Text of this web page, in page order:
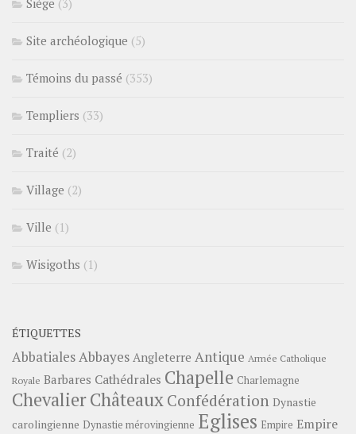
Site archéologique (5)
Témoins du passé (353)
Templiers (33)
Traité (2)
Village (2)
Ville (1)
Wisigoths (1)
ÉTIQUETTES
Abbatiales Abbayes Angleterre Antique Armée Catholique
Royale Barbares Cathédrales Chapelle Charlemagne
ChevalierChâteauxConfédération Dynastie
carolingienne Dynastie mérovingienne Eglises Empire Empire